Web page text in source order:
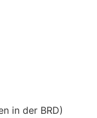
in der BRD)